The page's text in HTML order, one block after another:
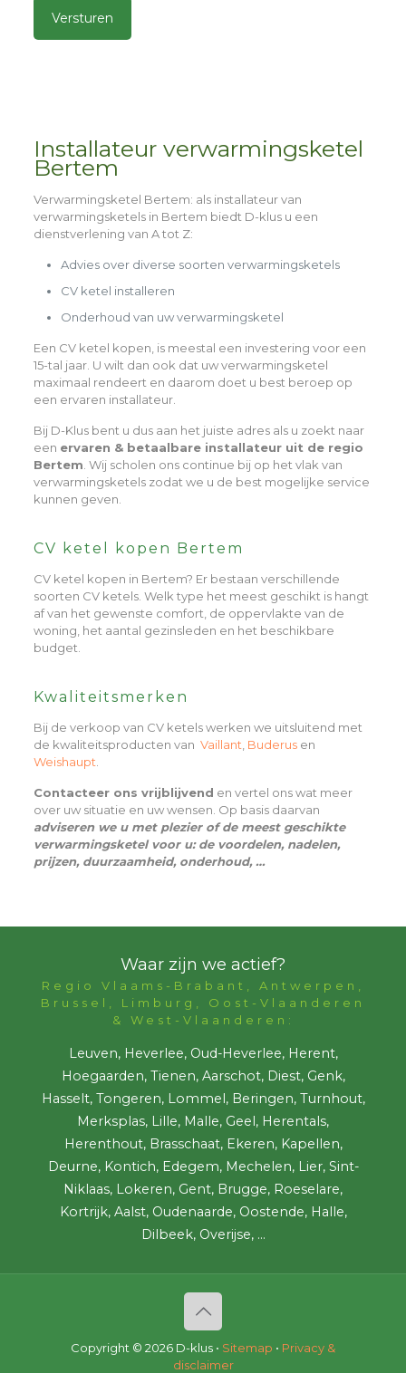
Installateur verwarmingsketel
Bertem
Verwarmingsketel Bertem: als installateur van
verwarmingsketels in Bertem biedt D-klus u een
dienstverlening van A tot Z:
Advies over diverse soorten verwarmingsketels
CV ketel installeren
Onderhoud van uw verwarmingsketel
Een CV ketel kopen, is meestal een investering voor een
15-tal jaar. U wilt dan ook dat uw verwarmingsketel
maximaal rendeert en daarom doet u best beroep op
een ervaren installateur.
Bij D-Klus bent u dus aan het juiste adres als u zoekt naar
een ervaren & betaalbare installateur uit de regio
Bertem . Wij scholen ons continue bij op het vlak van
verwarmingsketels zodat we u de best mogelijke service
kunnen geven.
CV ketel kopen Bertem
CV ketel kopen in Bertem? Er bestaan verschillende
soorten CV ketels. Welk type het meest geschikt is hangt
af van het gewenste comfort, de oppervlakte van de
woning, het aantal gezinsleden en het beschikbare
budget.
Kwaliteitsmerken
Bij de verkoop van CV ketels werken we uitsluitend met
de kwaliteitsproducten van Vaillant Buderusen
Weishaupt
Contacteer ons vrijblijvend en vertel ons wat meer
over uw situatie en uw wensen. Op basis daarvan
adviseren we u met plezier of de meest geschikte
verwarmingsketel voor u: de voordelen, nadelen,
prijzen, duurzaamheid, onderhoud, …
Waar zijn we actief?
Regio Vlaams-Brabant, Antwerpen,
Brussel, Limburg, Oost-Vlaanderen
& West-Vlaanderen:
Leuven, Heverlee, Oud-Heverlee, Herent,
Hoegaarden, Tienen, Aarschot, Diest, Genk,
Hasselt, Tongeren, Lommel, Beringen, Turnhout,
Merksplas, Lille, Malle, Geel, Herentals,
Herenthout, Brasschaat, Ekeren, Kapellen,
Deurne, Kontich, Edegem, Mechelen, Lier, Sint-
Niklaas, Lokeren, Gent, Brugge, Roeselare,
Kortrijk, Aalst, Oudenaarde, Oostende, Halle,
Dilbeek, Overijse, ...
Copyright © 2026 D-klus • Sitemap • Privacy &
disclaimer